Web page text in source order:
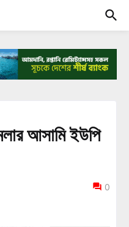
আসামি ইউপি
0